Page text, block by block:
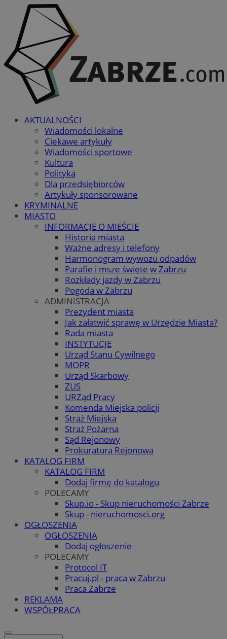
AKTUALNOŚCI
Wiadomości lokalne
Ciekawe artykuły
Wiadomości sportowe
Kultura
Polityka
Dla przedsiębiorców
Artykuły sponsorowane
KRYMINALNE
MIASTO
INFORMACJE O MIEŚCIE
Historia miasta
Ważne adresy i telefony
Harmonogram wywozu odpadów
Parafie i msze święte w Zabrzu
Rozkłady jazdy w Zabrzu
Pogoda w Zabrzu
ADMINISTRACJA
Prezydent miasta
Jak załatwić sprawę w Urzędzie Miasta?
Rada miasta
INSTYTUCJE
Urząd Stanu Cywilnego
MOPR
Urząd Skarbowy
ZUS
URZąd Pracy
Komenda Miejska policji
Straż Miejska
Straż Pożarna
Sąd Rejonowy
Prokuratura Rejonowa
KATALOG FIRM
KATALOG FIRM
Dodaj firmę do katalogu
POLECAMY
Skup.io - Skup nieruchomości Zabrze
Skup - nieruchomosci.org
OGŁOSZENIA
OGŁOSZENIA
Dodaj ogłoszenie
POLECAMY
Protocol IT
Pracuj.pl - praca w Zabrzu
Praca Zabrze
REKLAMA
WSPÓŁPRACA